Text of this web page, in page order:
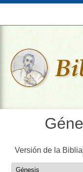
Versión de la Biblia